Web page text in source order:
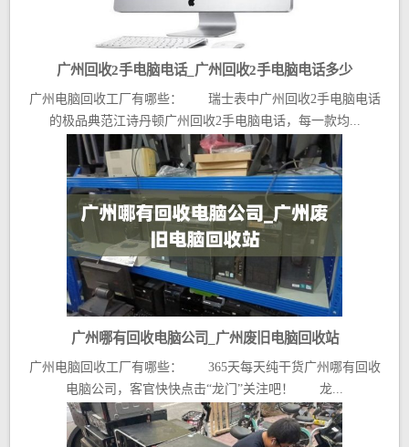
广州回收2手电脑电话_广州回收2手电脑电话多少
广州电脑回收工厂有哪些： 瑞士表中广州回收2手电脑电话
的极品典范江诗丹顿广州回收2手电脑电话，每一款均...
广州哪有回收电脑公司_广州废旧电脑回收站
广州电脑回收工厂有哪些： 365天每天纯干货广州哪有回收
电脑公司，客官快快点击“龙门”关注吧！ 龙...